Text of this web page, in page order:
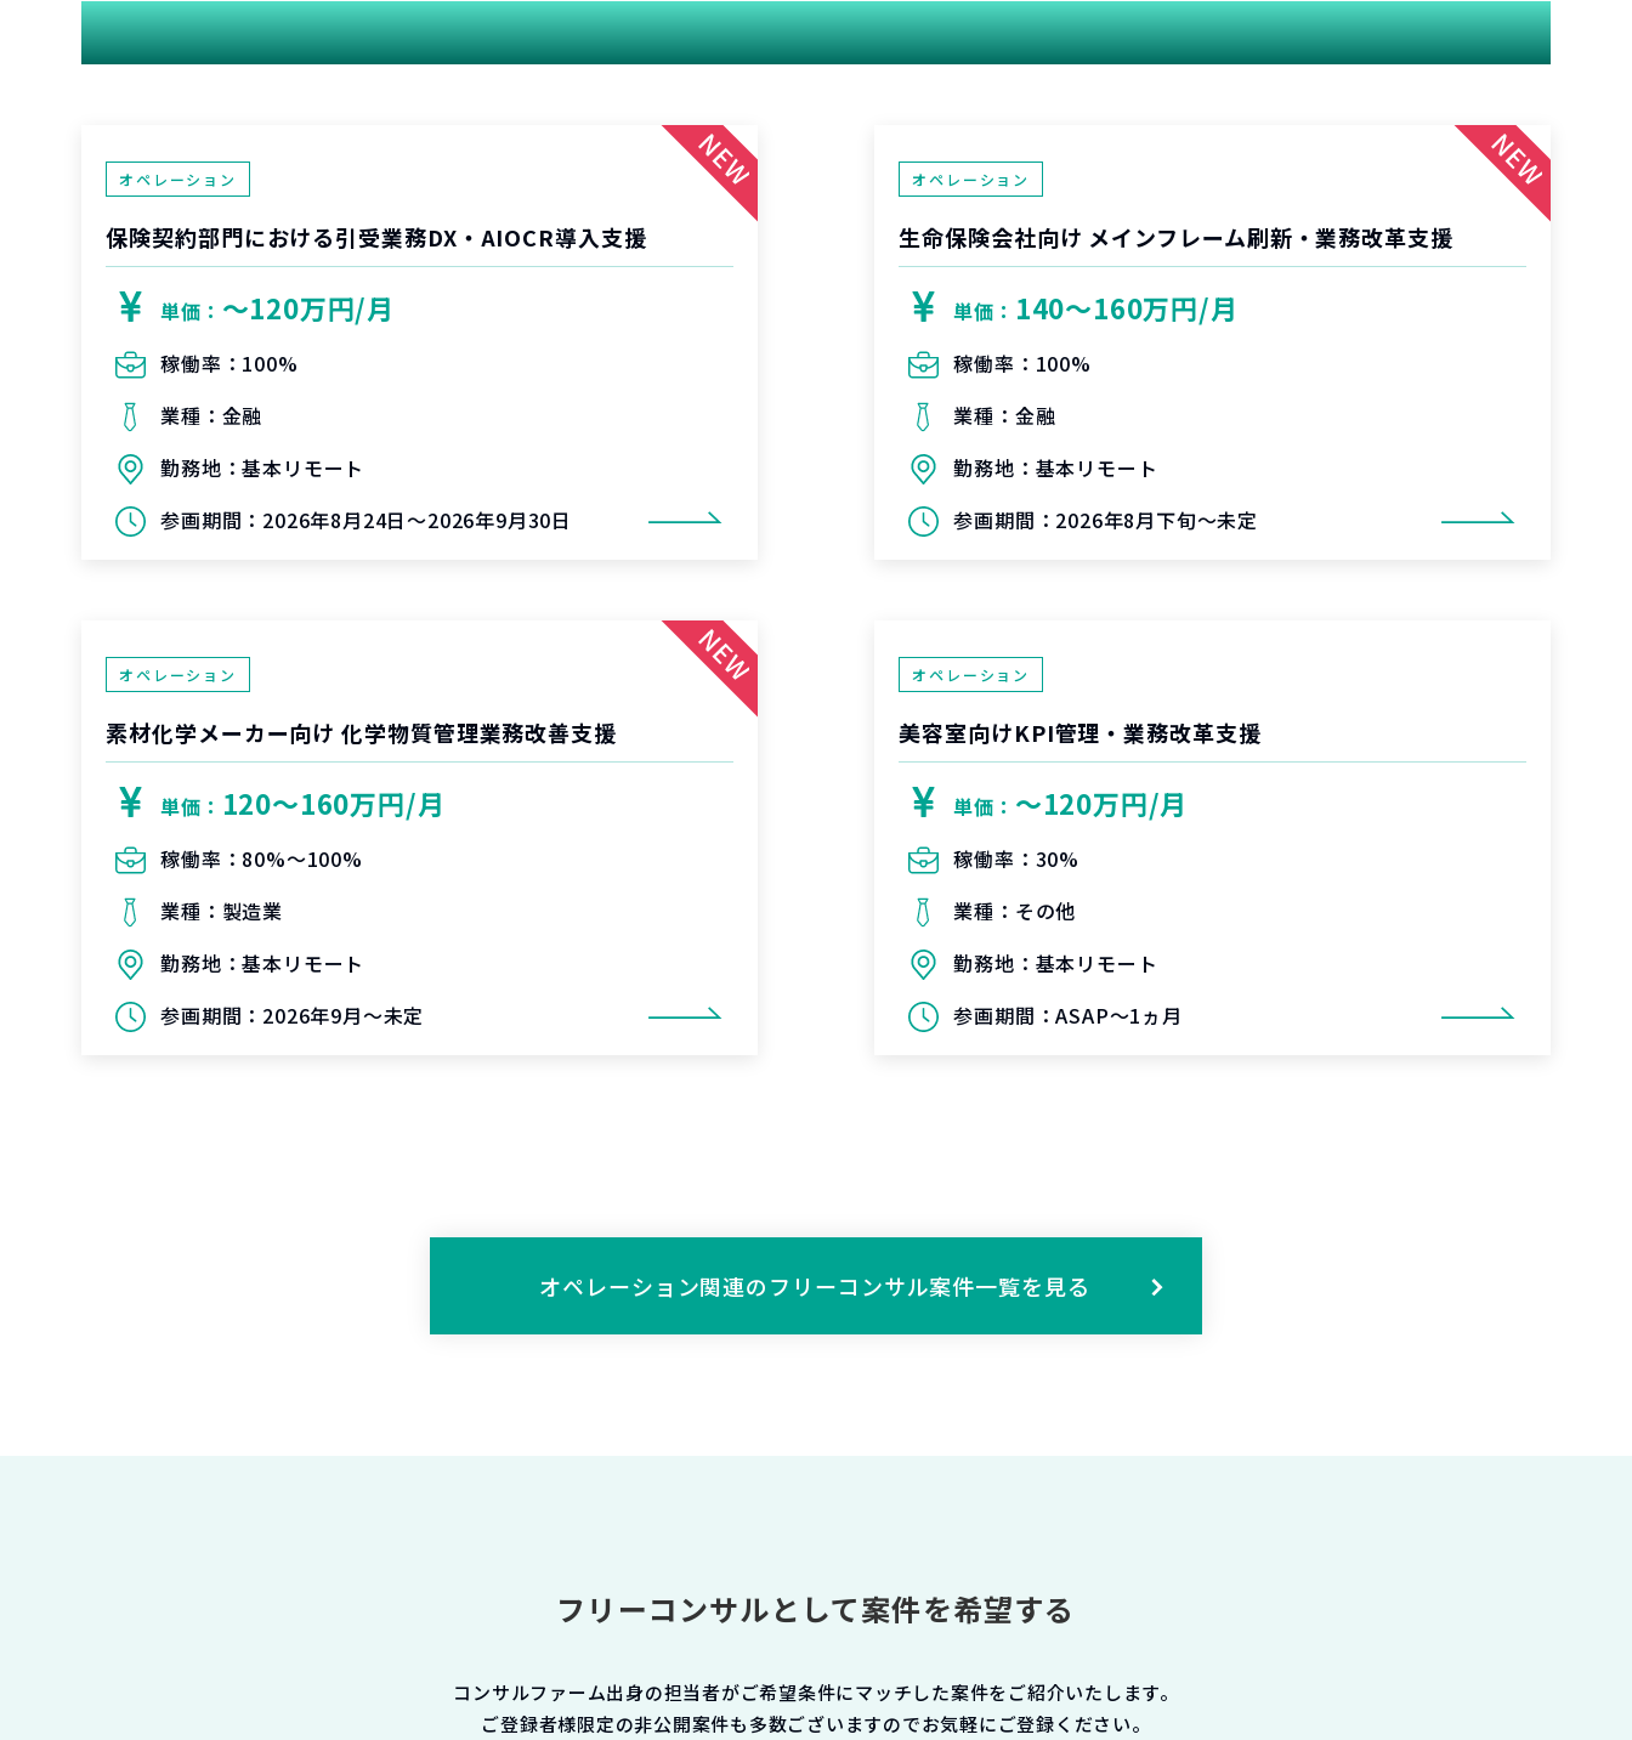
関連する案件
オペレーション
保険契約部門における引受業務DX・AIOCR導入支援
単価： 〜120万円/月
稼働率： 100%
業種： 金融
勤務地：基本リモート
参画期間： 2026年8月24日～2026年9月30日
オペレーション
生命保険会社向け メインフレーム刷新・業務改革支援
単価： 140〜160万円/月
稼働率： 100%
業種： 金融
勤務地： 基本リモート
参画期間： 2026年8月下旬～未定
オペレーション
素材化学メーカー向け 化学物質管理業務改善支援
単価： 120〜160万円/月
稼働率： 80%〜100%
業種： 製造業
勤務地：基本リモート
参画期間： 2026年9月～未定
オペレーション
美容室向けKPI管理・業務改革支援
単価： 〜120万円/月
稼働率： 30%
業種： その他
勤務地： 基本リモート
参画期間：ASAP～1ヵ月
オペレーション関連のフリーコンサル案件一覧を見る
フリーコンサルとして案件を希望する
コンサルファーム出身の担当者がご希望条件にマッチした案件をご紹介いたします。
ご登録者様限定の非公開案件も多数ございますのでお気軽にご登録ください。